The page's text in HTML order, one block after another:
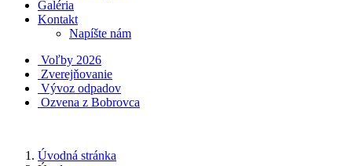
Galéria
Kontakt
Napíšte nám
Voľby 2026
Zverejňovanie
Vývoz odpadov
Ozvena z Bobrovca
Úvodná stránka